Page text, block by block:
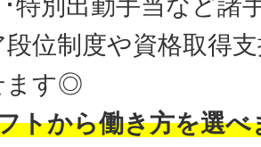
･特別出勤手当など諸
段位制度や資格取得
ます◎
トから働き方を選べ